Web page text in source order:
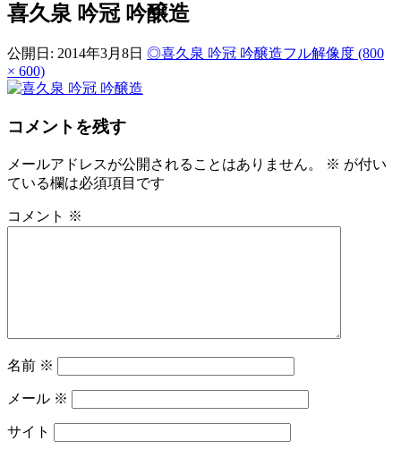
喜久泉 吟冠 吟醸造
公開日: 2014年3月8日 ◎喜久泉 吟冠 吟醸造フル解像度 (800
× 600)
コメントを残す
メールアドレスが公開されることはありません。 ※ が付い
ている欄は必須項目です
コメント ※
名前 ※
メール ※
サイト